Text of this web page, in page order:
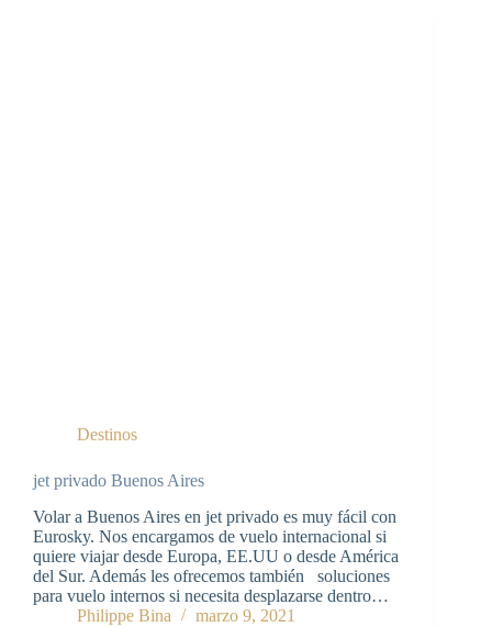
Destinos
jet privado Buenos Aires
Volar a Buenos Aires en jet privado es muy fácil con
Eurosky. Nos encargamos de vuelo internacional si
quiere viajar desde Europa, EE.UU o desde América
del Sur. Además les ofrecemos también soluciones
para vuelo internos si necesita desplazarse dentro…
Philippe Bina
marzo 9, 2021